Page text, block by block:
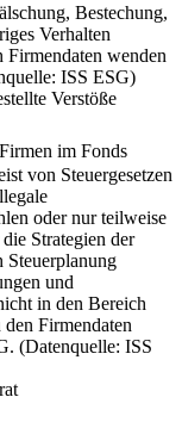
Bestechung,
Verhalten
wenden
ISS ESG)
Verstöße
im Fonds
von Steuergesetzen
oder nur teilweise
Strategien der
Steuerplanung
und
in den Bereich
Firmendaten
(Datenquelle: ISS